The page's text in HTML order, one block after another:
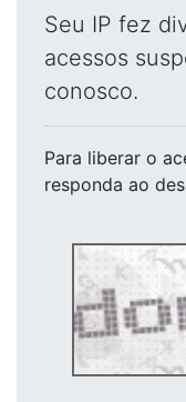
Seu IP fez
acessos
conosco.
Para liberar o
responda ao